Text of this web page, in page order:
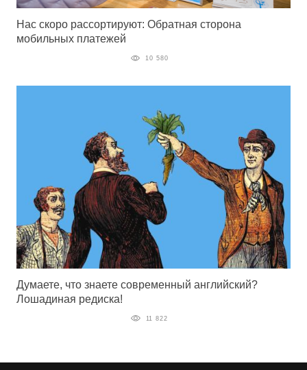
Нас скоро рассортируют: Обратная сторона
мобильных платежей
10 580
Думаете, что знаете современный английский?
Лошадиная редиска!
11 822